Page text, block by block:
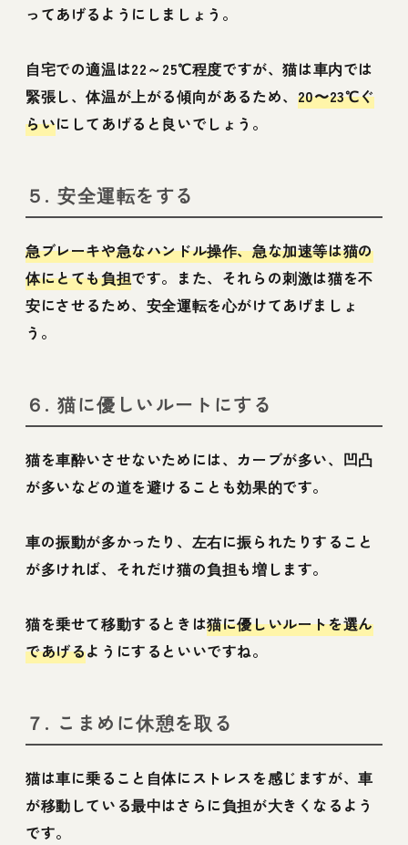
ってあげるようにしましょう。
自宅での適温は22～25℃程度ですが、猫は車内では
緊張し、体温が上がる傾向があるため、 20〜23℃ぐ
らいにしてあげると良いでしょう。
５. 安全運転をする
急ブレーキや急なハンドル操作、急な加速等は猫の
体にとても負担です。また、それらの刺激は猫を不
安にさせるため、安全運転を心がけてあげましょ
う。
６. 猫に優しいルートにする
猫を車酔いさせないためには、カーブが多い、凹凸
が多いなどの道を避けることも効果的です。
車の振動が多かったり、左右に振られたりすること
が多ければ、それだけ猫の負担も増します。
猫を乗せて移動するときは猫に優しいルートを選ん
であげるようにするといいですね。
７. こまめに休憩を取る
猫は車に乗ること自体にストレスを感じますが、車
が移動している最中はさらに負担が大きくなるよう
です。